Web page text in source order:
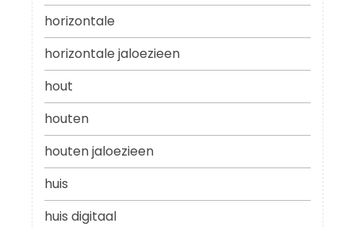
horizontale
horizontale jaloezieen
hout
houten
houten jaloezieen
huis
huis digitaal